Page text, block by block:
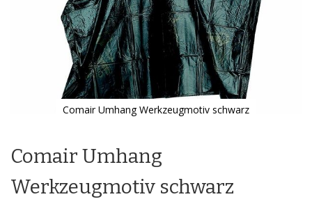
Comair Umhang Werkzeugmotiv schwarz
der
Bildgalerie
Comair Umhang
Werkzeugmotiv schwarz